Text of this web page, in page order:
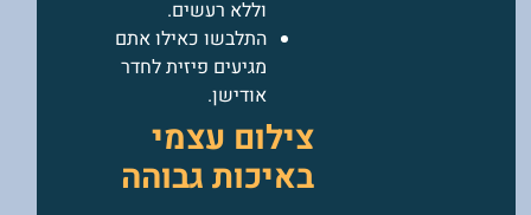
וללא רעשים.
התלבשו כאילו אתם
מגיעים פיזית לחדר
אודישן.
צילום עצמי
באיכות גבוהה